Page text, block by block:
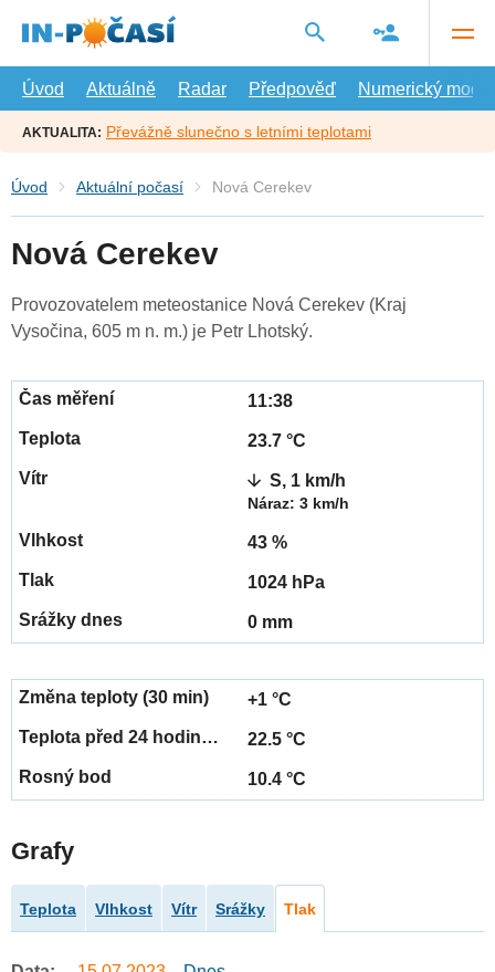
hlavní
Úvod
Aktuálně Radar Předpověď Numerický model
AKTUALITA: Převážně slunečno s letními teplotami
Úvod Aktuální počasí Nová Cerekev
Nová Cerekev
Provozovatelem meteostanice Nová Cerekev (Kraj
Vysočina, 605 m n. m.) je Petr Lhotský.
11:38
23.7 °C
S, 1 km/h
Náraz: 3 km/h
43 %
1024 hPa
0 mm
+1 °C
22.5 °C
10.4 °C
Grafy
Teplota Vlhkost Vítr Srážky Tlak